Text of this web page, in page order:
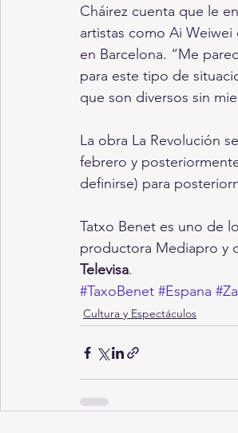
Cháirez cuenta que le
artistas como Ai
en Barcelona. “Me
para este tipo de
que son diversos sin
La obra La Revolución
febrero y
definirse) para
Tatxo Benet es uno de
productora Mediapro y
Televisa.
#TaxoBenet #Espana
Cultura y Espectáculos